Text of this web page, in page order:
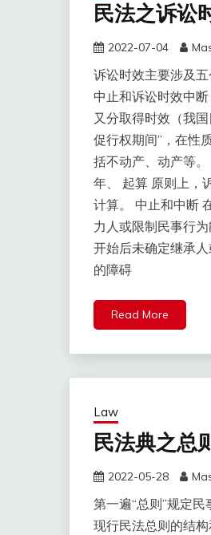
民法之诉讼
2022-07-04
诉讼时效主要涉及
中止和诉讼时效中
又分取得时效（我
促行权期间”，在性
括不动产、动产等
年、 起算 原则上，
计算。 中止和中断
力人或限制民事行
开始后未确定继承
的障碍
Read More
Law
民法典之总
2022-05-28
第一遍“总则”规定
现行民法总则的结